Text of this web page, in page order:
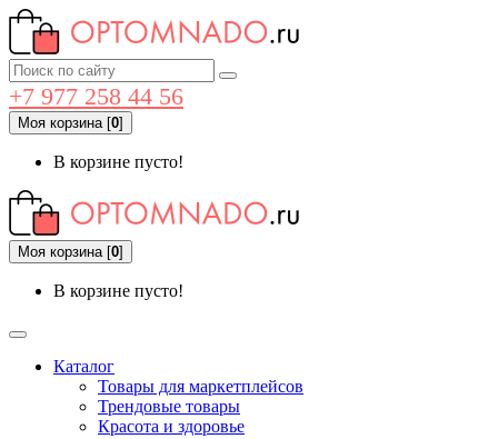
+7 977 258 44 56
Моя корзина[0]
В корзине пусто!
Моя корзина[0]
В корзине пусто!
Каталог
Товары для маркетплейсов
Трендовые товары
Красота и здоровье